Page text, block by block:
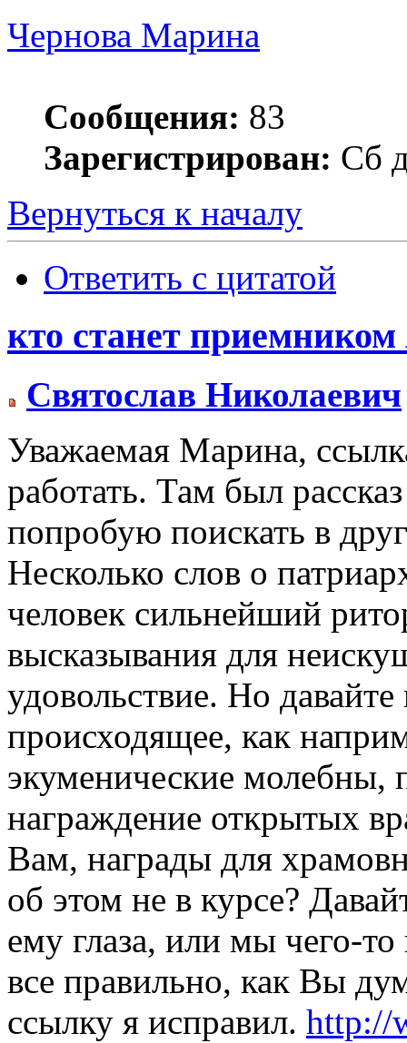
Чернова Марина
Сообщения: 83
Зарегистрирован: Сб
Вернуться к началу
Ответить с цитатой
кто станет
Святослав Николаевич
Уважаемая Марина,
работать. Там был
попробую поискать в
Несколько слов о
человек сильнейший
высказывания для
удовольствие. Но
происходящее, как
экуменические молебны,
награждение открытых
Вам, награды для
об этом не в курсе?
ему глаза, или мы чего-
все правильно, как Вы
ссылку я исправил. http://